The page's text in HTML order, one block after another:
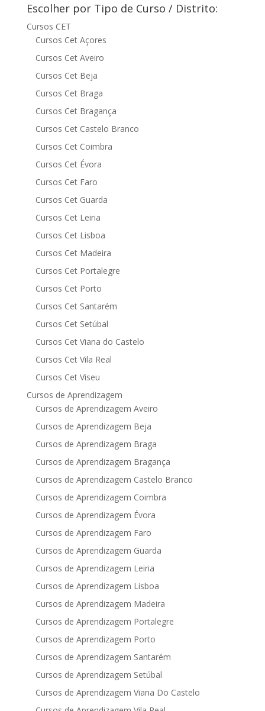
Escolher por Tipo de Curso / Distrito:
Cursos CET
Cursos Cet Açores
Cursos Cet Aveiro
Cursos Cet Beja
Cursos Cet Braga
Cursos Cet Bragança
Cursos Cet Castelo Branco
Cursos Cet Coimbra
Cursos Cet Évora
Cursos Cet Faro
Cursos Cet Guarda
Cursos Cet Leiria
Cursos Cet Lisboa
Cursos Cet Madeira
Cursos Cet Portalegre
Cursos Cet Porto
Cursos Cet Santarém
Cursos Cet Setúbal
Cursos Cet Viana do Castelo
Cursos Cet Vila Real
Cursos Cet Viseu
Cursos de Aprendizagem
Cursos de Aprendizagem Aveiro
Cursos de Aprendizagem Beja
Cursos de Aprendizagem Braga
Cursos de Aprendizagem Bragança
Cursos de Aprendizagem Castelo Branco
Cursos de Aprendizagem Coimbra
Cursos de Aprendizagem Évora
Cursos de Aprendizagem Faro
Cursos de Aprendizagem Guarda
Cursos de Aprendizagem Leiria
Cursos de Aprendizagem Lisboa
Cursos de Aprendizagem Madeira
Cursos de Aprendizagem Portalegre
Cursos de Aprendizagem Porto
Cursos de Aprendizagem Santarém
Cursos de Aprendizagem Setúbal
Cursos de Aprendizagem Viana Do Castelo